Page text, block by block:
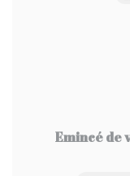
Emincé de